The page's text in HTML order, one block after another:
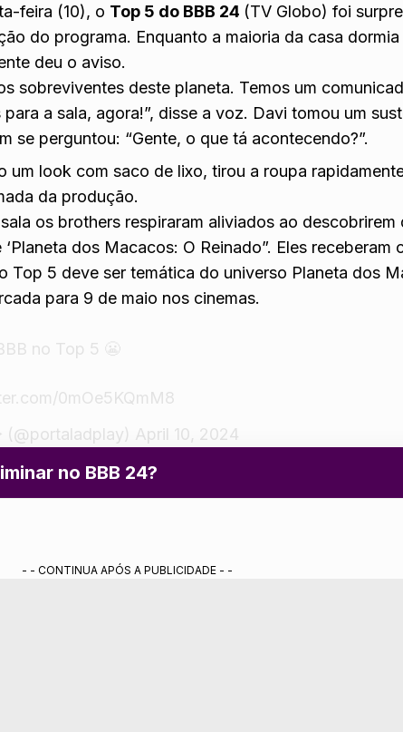
feira (10), o Top 5 do BBB 24 (TV Globo) foi
do programa. Enquanto a maioria da casa dormia
deu o aviso.
sobreviventes deste planeta. Temos um
a sala, agora!”, disse a voz. Davi tomou um
se perguntou: “Gente, o que tá acontecendo?”.
um look com saco de lixo, tirou a roupa
da produção.
os brothers respiraram aliviados ao descobrirem
dos Macacos: O Reinado”. Eles receberam
Top 5 deve ser temática do universo Planeta dos
para 9 de maio nos cinemas.
no Top 5 😬
0mOe5KQmM8
April 10, 2024
no BBB 24?
- - CONTINUA APÓS A PUBLICIDADE - -